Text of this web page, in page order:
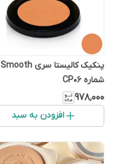
پنکیک کالیستا سری Smooth
شماره CP06
۹۷۸٬۰۰۰
افزودن به سبد